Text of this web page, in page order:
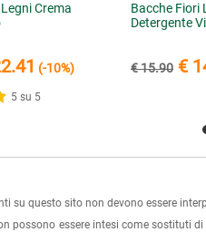
Crema
(-10%)
5 su 5
Bacche Fiori
Detergente
€ 15.90 €
su questo sito non devono essere
possono essere intesi come sostituti